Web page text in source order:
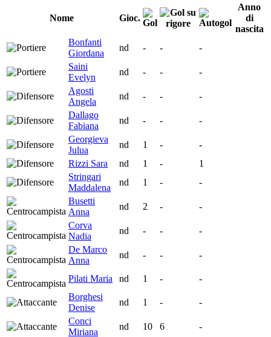
Nome Gioc.
Anno
di
nascita
Bonfanti
Giordana
nd - -
-
Saini
Evelyn
nd - -
-
Agosti
Angela
nd - -
-
Dallago
Fabiana
nd - -
-
Georgieva
Julua
nd 1 -
-
Rizzi Sara
nd 1 -
1
Stringari
Maddalena
nd 1 -
-
Busetti
Anna
nd 2 -
-
Corva
Nadia
nd - -
-
De Marco
Anna
nd - - -
Pilati Maria nd 1 -
-
Borghesi
Denise
nd 1 -
-
Conci
Miriana
nd 10 6 -